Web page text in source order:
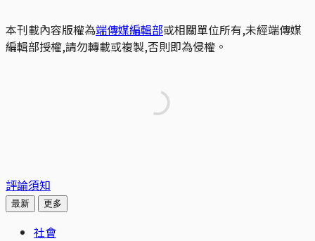
本刊載內容版權為端傳媒編輯部或相關單位所有,未經端傳媒
編輯部授權,請勿轉載或複製,否則即為侵權。
評論須知
最新 更多
社會